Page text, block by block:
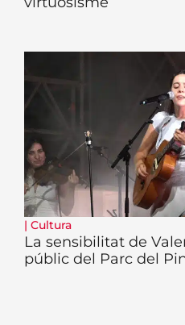
| Cultura
La sensibilitat de
públic del Parc del